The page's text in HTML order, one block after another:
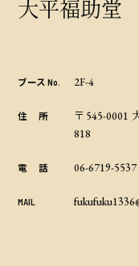
大平福助堂
ブース No. 2F-4
住 所
〒545-0001
818
電 話 06-6719-5537
MAIL